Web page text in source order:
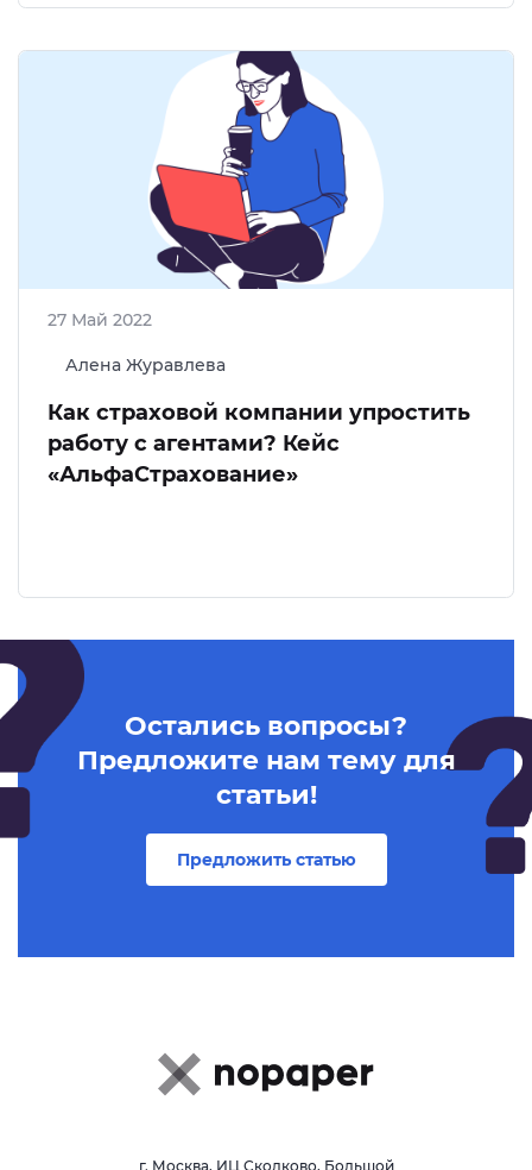
Алена Журавлева
27 Май 2022
Как страховой компании упростить
работу с агентами? Кейс
«АльфаСтрахование»
Остались вопросы?
Предложите нам тему для
статьи!
Предложить статью
г. Москва, ИЦ Сколково, Большой